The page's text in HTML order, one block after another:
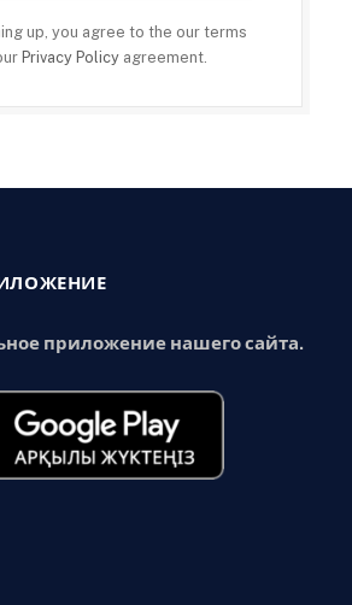
up, you agree to the our terms
Privacy Policy agreement.
приложение нашего сайта.